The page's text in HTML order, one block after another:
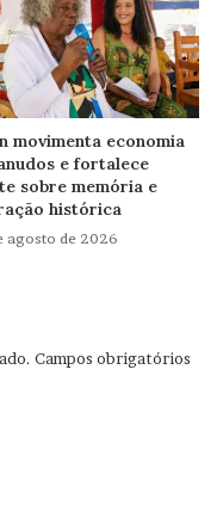
movimenta economia
e fortalece
sobre memória e
histórica
agosto de 2026
Campos obrigatórios